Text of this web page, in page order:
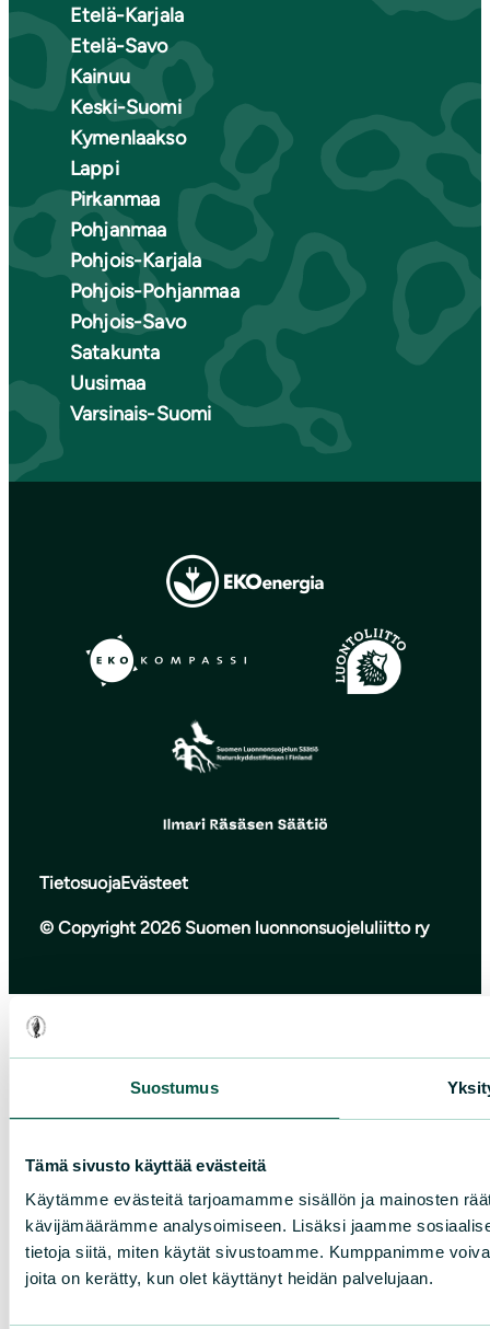
Suostumus
Tämä sivusto käyttää evästeitä
Käytämme evästeitä tarjoamamme sisällön ja mainosten
kävijämäärämme analysoimiseen. Lisäksi jaamme
tietoja siitä, miten käytät sivustoamme. Kumppanimme
joita on kerätty, kun olet käyttänyt heidän palvelujaan.
Etelä-Karjala
Etelä-Savo
Kainuu
Keski-Suomi
Kymenlaakso
Lappi
Pirkanmaa
Pohjanmaa
Pohjois-Karjala
Pohjois-Pohjanmaa
Pohjois-Savo
Satakunta
Uusimaa
Varsinais-Suomi
TietosuojaEvästeet
© Copyright 2026 Suomen luonnonsuojeluliitto ry